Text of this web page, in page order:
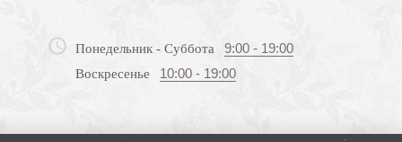
Понедельник - Суббота 9:00 - 19:00
Воскресенье 10:00 - 19:00